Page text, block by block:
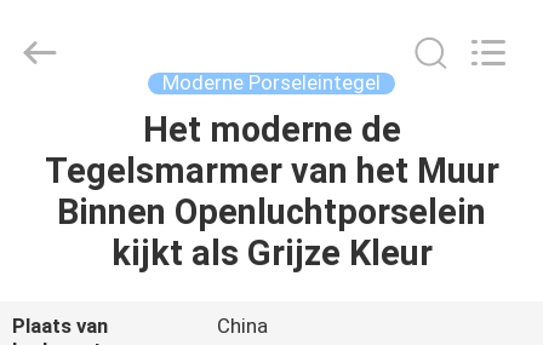
PRODUCTEN
CERAMICS
CO.,LTD..
Moderne Porseleintegel
Het moderne de
Tegelsmarmer van het Muur
Binnen Openluchtporselein
kijkt als Grijze Kleur
Plaats van
China